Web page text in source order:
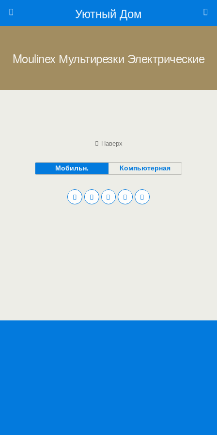
Уютный Дом
Moulinex Мультирезки Электрические
Наверх
Мобильн. Компьютерная